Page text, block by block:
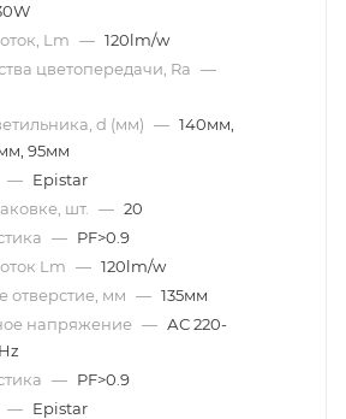
Lm — 120lm/w
цветопередачи, Ra —
d (мм) — 140мм,
95мм
— Epistar
шт.
— 20
— PF>0.9
Lm — 120lm/w
отверстие, мм — 135мм
напряжение — АС 220-
— PF>0.9
— Epistar